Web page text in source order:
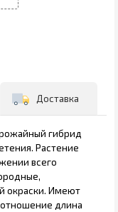
Доставка
гибрид
Растение
всего
окраски. Имеют
длина